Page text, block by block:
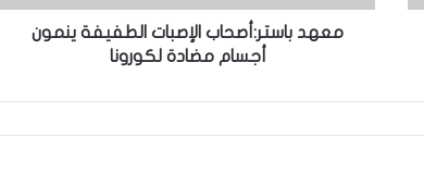
مجلس الوزراء يعقد اجتماعه الأسبوعي
معهد باستر:أصحاب الإصبات الطفيفة ينمون
أجسام مضادة لكورونا